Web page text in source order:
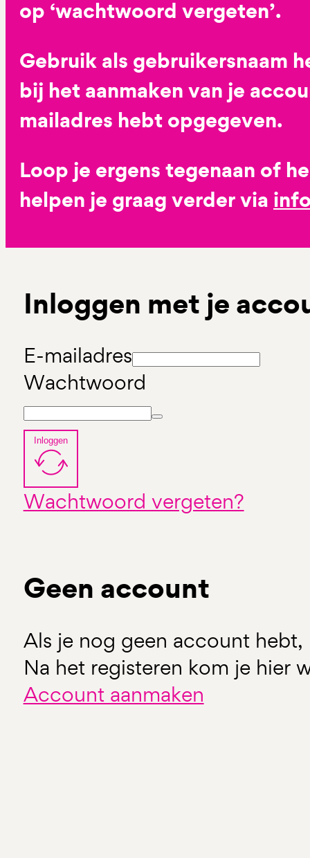
op ‘wachtwoord vergeten’.
Gebruik als gebruikersnaam
bij het aanmaken van je
mailadres hebt opgegeven.
Loop je ergens tegenaan of
helpen je graag verder via
Inloggen met je
E-mailadres
Wachtwoord
Inloggen
Wachtwoord vergeten?
Geen account
Als je nog geen account hebt,
Na het registeren kom je hier
Account aanmaken